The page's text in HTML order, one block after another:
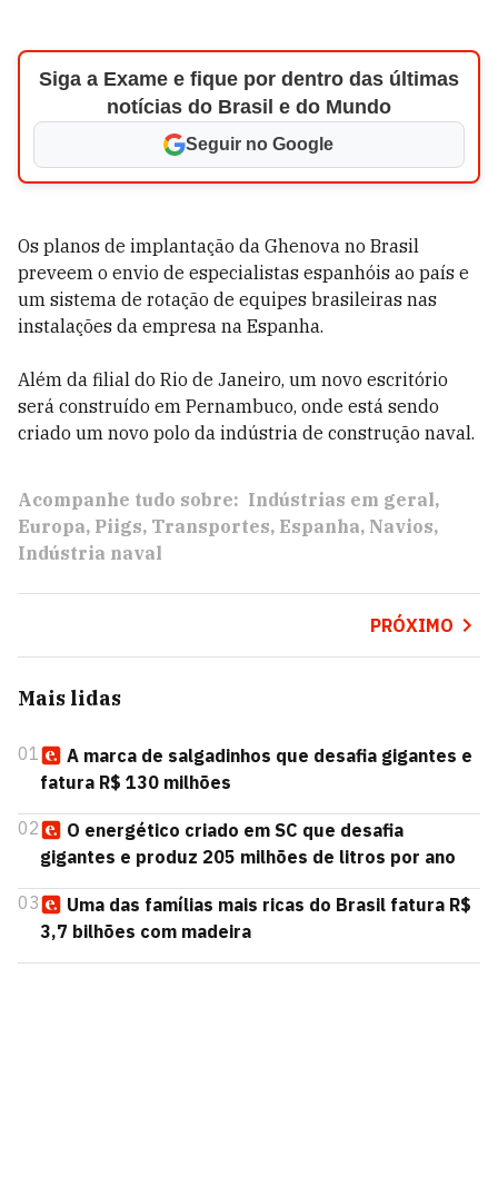
Siga a Exame e fique por dentro das últimas
notícias do Brasil e do Mundo
Seguir no Google
Os planos de implantação da Ghenova no Brasil
preveem o envio de especialistas espanhóis ao país e
um sistema de rotação de equipes brasileiras nas
instalações da empresa na Espanha.
Além da filial do Rio de Janeiro, um novo escritório
será construído em Pernambuco, onde está sendo
criado um novo polo da indústria de construção naval.
Acompanhe tudo sobre: Indústrias em geral
Europa Piigs Transportes Espanha Navios
Indústria naval
PRÓXIMO
Mais lidas
01
A marca de salgadinhos que desafia gigantes e
fatura R$ 130 milhões
02
O energético criado em SC que desafia
gigantes e produz 205 milhões de litros por ano
03
Uma das famílias mais ricas do Brasil fatura R$
3,7 bilhões com madeira